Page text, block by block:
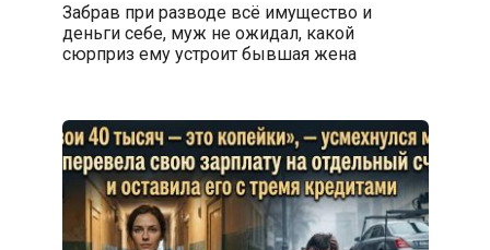
Забрав при разводе всё имущество и
деньги себе, муж не ожидал, какой
сюрприз ему устроит бывшая жена